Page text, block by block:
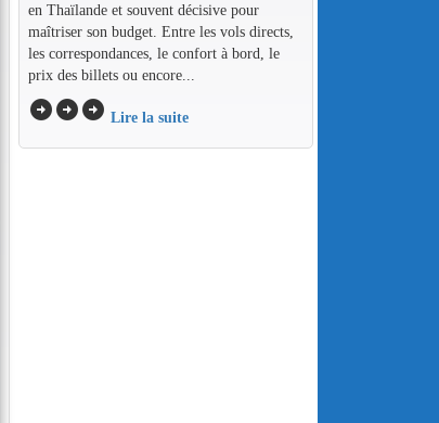
en Thaïlande et souvent décisive pour
maîtriser son budget. Entre les vols directs,
les correspondances, le confort à bord, le
prix des billets ou encore...
arrow_circle_rightarrow_circle_rightarrow_circle_right Lire la suite